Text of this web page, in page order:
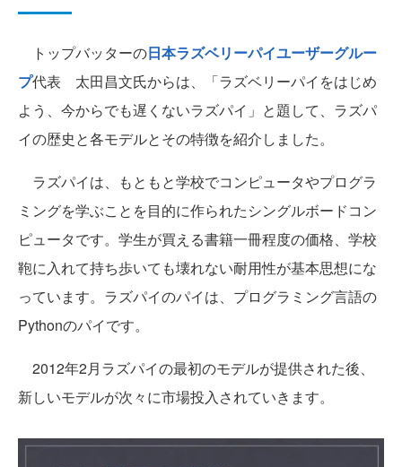
トップバッターの日本ラズベリーパイユーザーグルー
プ代表 太田昌文氏からは、「ラズベリーパイをはじめ
よう、今からでも遅くないラズパイ」と題して、ラズパ
イの歴史と各モデルとその特徴を紹介しました。
ラズパイは、もともと学校でコンピュータやプログラ
ミングを学ぶことを目的に作られたシングルボードコン
ピュータです。学生が買える書籍一冊程度の価格、学校
鞄に入れて持ち歩いても壊れない耐用性が基本思想にな
っています。ラズパイのパイは、プログラミング言語の
Pythonのパイです。
2012年2月ラズパイの最初のモデルが提供された後、
新しいモデルが次々に市場投入されていきます。